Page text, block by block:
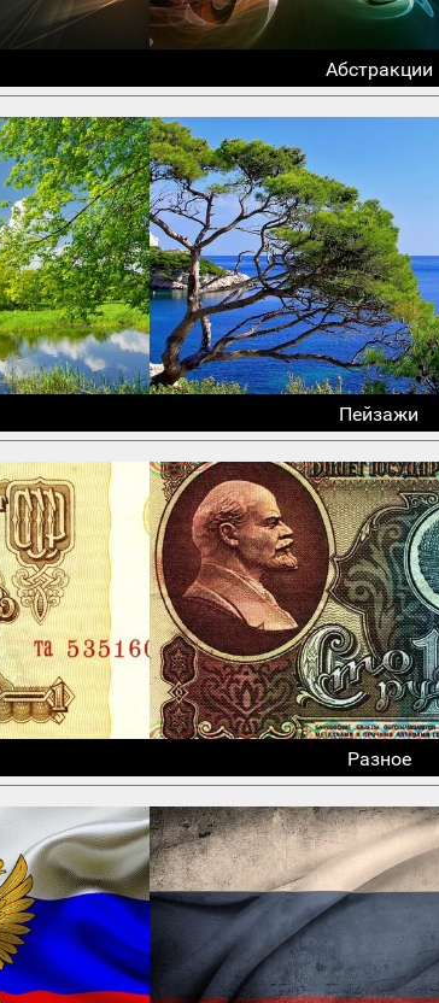
Абстракции
Пейзажи
Разное